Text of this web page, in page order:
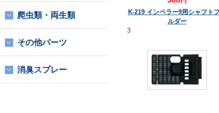
K-219 インペラー9用シャフト
ルダー
3
爬虫類・両生類
その他パーツ
消臭スプレー